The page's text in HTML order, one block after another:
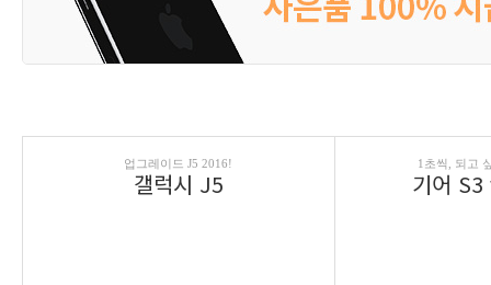
업그레이드 J5 2016!
갤럭시 J5
1초씩, 되고
기어